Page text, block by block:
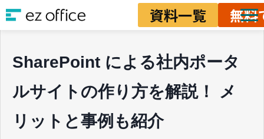
資料一覧 無料
資料ダウンロード
料金
業務改善ノウハウ
SharePoint による社内ポータ
ルサイトの作り方を解説！ メ
リットと事例も紹介